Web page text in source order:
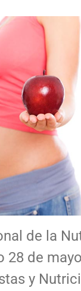
de la
28 de
y